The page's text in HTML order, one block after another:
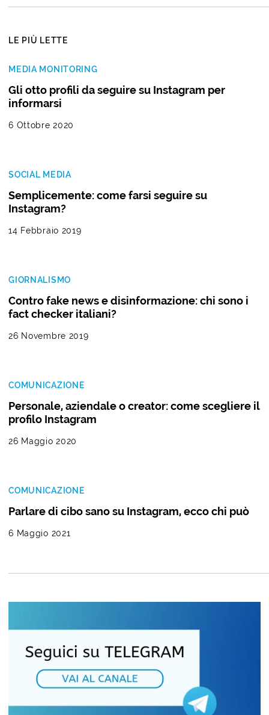
LE PIÙ LETTE
MEDIA MONITORING
Gli otto profili da seguire su Instagram per
informarsi
6 Ottobre 2020
SOCIAL MEDIA
Semplicemente: come farsi seguire su
Instagram?
14 Febbraio 2019
GIORNALISMO
Contro fake news e disinformazione: chi sono i
fact checker italiani?
26 Novembre 2019
COMUNICAZIONE
Personale, aziendale o creator: come scegliere il
profilo Instagram
26 Maggio 2020
COMUNICAZIONE
Parlare di cibo sano su Instagram, ecco chi può
6 Maggio 2021